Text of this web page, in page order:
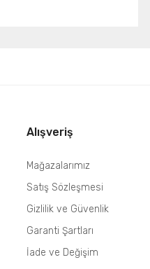
Alışveriş
Mağazalarımız
Satış Sözleşmesi
Gizlilik ve Güvenlik
Garanti Şartları
İade ve Değişim